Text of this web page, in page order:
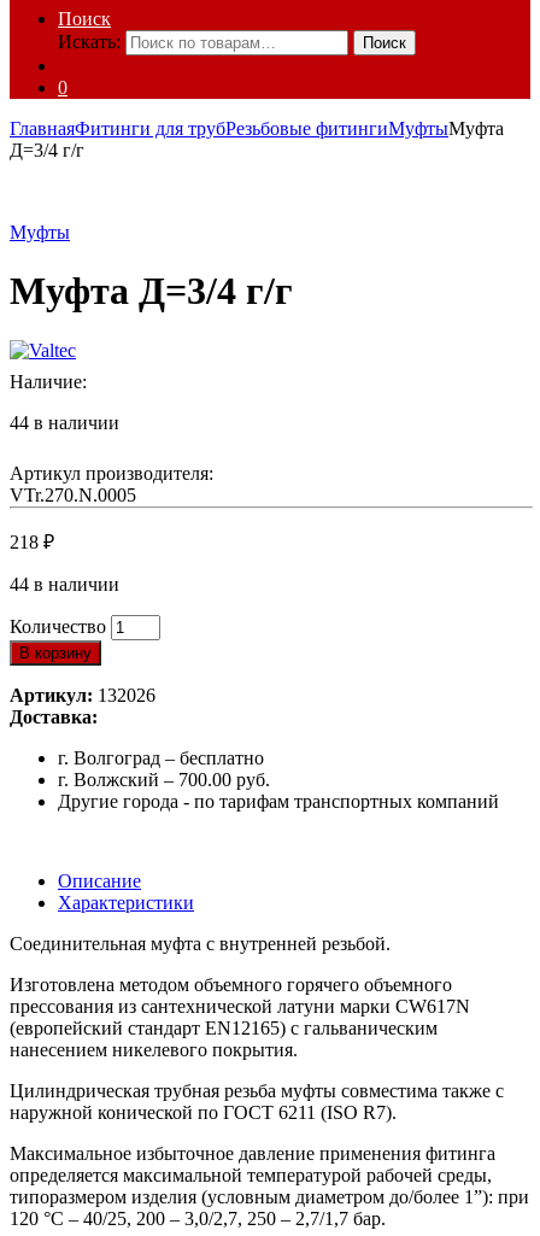
Поиск
Искать:
Поиск
0
ГлавнаяФитинги для трубРезьбовые фитингиМуфтыМуфта
Д=3/4 г/г
Муфты
Муфта Д=3/4 г/г
Наличие:
44 в наличии
Артикул производителя:
VTr.270.N.0005
218 ₽
44 в наличии
Количество
В корзину
Артикул: 132026
Доставка:
г. Волгоград – бесплатно
г. Волжский – 700.00 руб.
Другие города - по тарифам транспортных компаний
Описание
Характеристики
Соединительная муфта с внутренней резьбой.
Изготовлена методом объемного горячего объемного
прессования из сантехнической латуни марки CW617N
(европейский стандарт EN12165) с гальваническим
нанесением никелевого покрытия.
Цилиндрическая трубная резьба муфты совместима также с
наружной конической по ГОСТ 6211 (ISO R7).
Максимальное избыточное давление применения фитинга
определяется максимальной температурой рабочей среды,
типоразмером изделия (условным диаметром до/более 1”): при
120 °С – 40/25, 200 – 3,0/2,7, 250 – 2,7/1,7 бар.